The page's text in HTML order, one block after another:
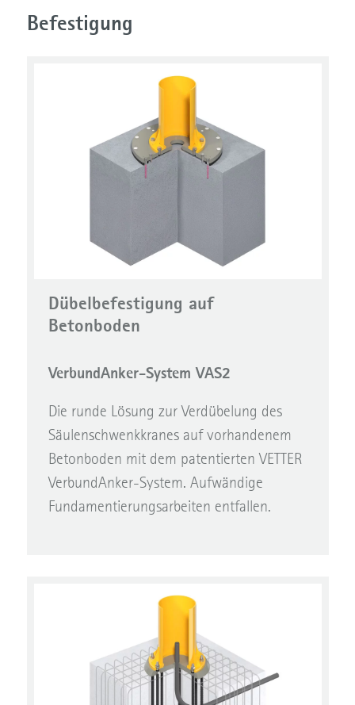
Befestigung
Dübelbefestigung auf
Betonboden
VerbundAnker-System VAS2
Die runde Lösung zur Verdübelung des
Säulenschwenkkranes auf vorhandenem
Betonboden mit dem patentierten VETTER
VerbundAnker-System. Aufwändige
Fundamentierungsarbeiten entfallen.